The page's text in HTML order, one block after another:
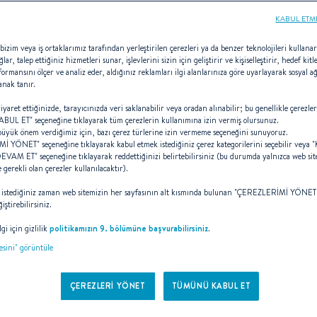
IPS Volvo
(Inboard Performance System)
Avrupa’daki ilk tekne üreticisiydi.
veya iş ortaklarımız tarafından yerleştirilen çerezleri ya da benzer teknolojileri
talep ettiğiniz hizmetleri sunar, işlevlerini sizin için geliştirir ve kişiselleştirir, hedef
ölçer ve analiz eder, aldığınız reklamları ilgi alanlarınıza göre uyarlayarak sosyal
tanır.
ettiğinizde, tarayıcınızda veri saklanabilir veya oradan alınabilir; bu genellikle
ET" seçeneğine tıklayarak tüm çerezlerin kullanımına izin vermiş olursunuz.
önem verdiğimiz için, bazı çerez türlerine izin vermeme seçeneğini sunuyoruz.
YÖNET" seçeneğine tıklayarak kabul etmek istediğiniz çerez kategorilerini seçebilir veya
ET" seçeneğine tıklayarak reddettiğinizi belirtebilirsiniz (bu durumda yalnızca web
olan çerezler kullanılacaktır).
zaman web sitemizin her sayfasının alt kısmında bulunan "ÇEREZLERİMİ
için gizlilikpolitikamızın 9. bölümüne başvurabilirsiniz.
görüntüle
ÇEREZLERİ YÖNET TÜMÜNÜ KABUL ET
KABUL